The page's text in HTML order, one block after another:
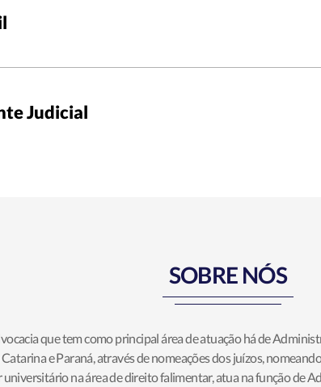
Judicial
SOBRE NÓS
que tem como principal área de atuação há de
e Paraná, através de nomeações dos juízos,
na área de direito falimentar, atua na função de